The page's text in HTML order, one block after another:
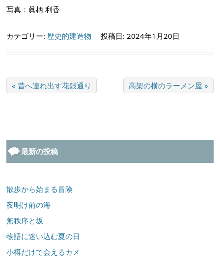
写真：眞柄 利香
カテゴリー: 歴史的建造物 ｜投稿日: 2024年1月20日
« 昔へ連れ出す花銀通り 高架の横のラーメン屋 »
最新の投稿
散歩から始まる冒険
夜明け前の海
無秩序と坂
物語に迷い込む夏の日
小樽だけで会えるカメ